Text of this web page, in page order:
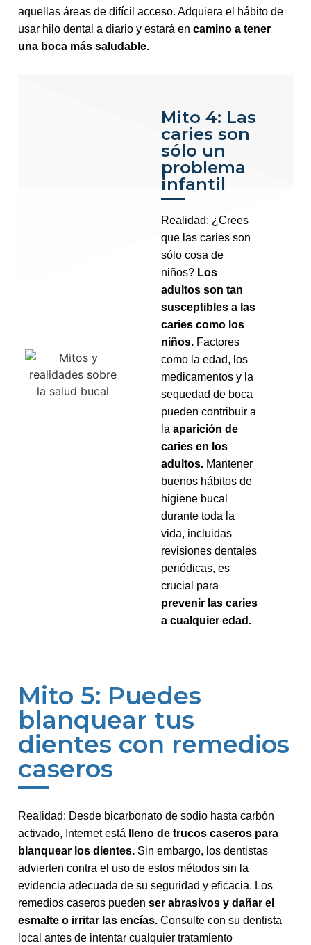
aquellas áreas de difícil acceso. Adquiera el hábito de
usar hilo dental a diario y estará en camino a tener
una boca más saludable.
Mito 4: Las
caries son
sólo un
problema
infantil
Realidad: ¿Crees
que las caries son
sólo cosa de
niños? Los
adultos son tan
susceptibles a las
caries como los
niños. Factores
como la edad, los
medicamentos y la
sequedad de boca
pueden contribuir a
laaparición de
caries en los
adultos. Mantener
buenos hábitos de
higiene bucal
durante toda la
vida, incluidas
revisiones dentales
periódicas, es
crucial para
prevenir las caries
a cualquier edad.
Mito 5: Puedes
blanquear tus
dientes con remedios
caseros
Realidad: Desde bicarbonato de sodio hasta carbón
activado, Internet está lleno de trucos caseros para
blanquear los dientes. Sin embargo, los dentistas
advierten contra el uso de estos métodos sin la
evidencia adecuada de su seguridad y eficacia. Los
remedios caseros pueden ser abrasivos y dañar el
esmalte o irritar las encías. Consulte con su dentista
local antes de intentar cualquier tratamiento